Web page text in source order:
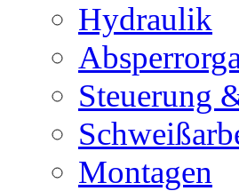
Hydraulik
Steuerung
Montagen